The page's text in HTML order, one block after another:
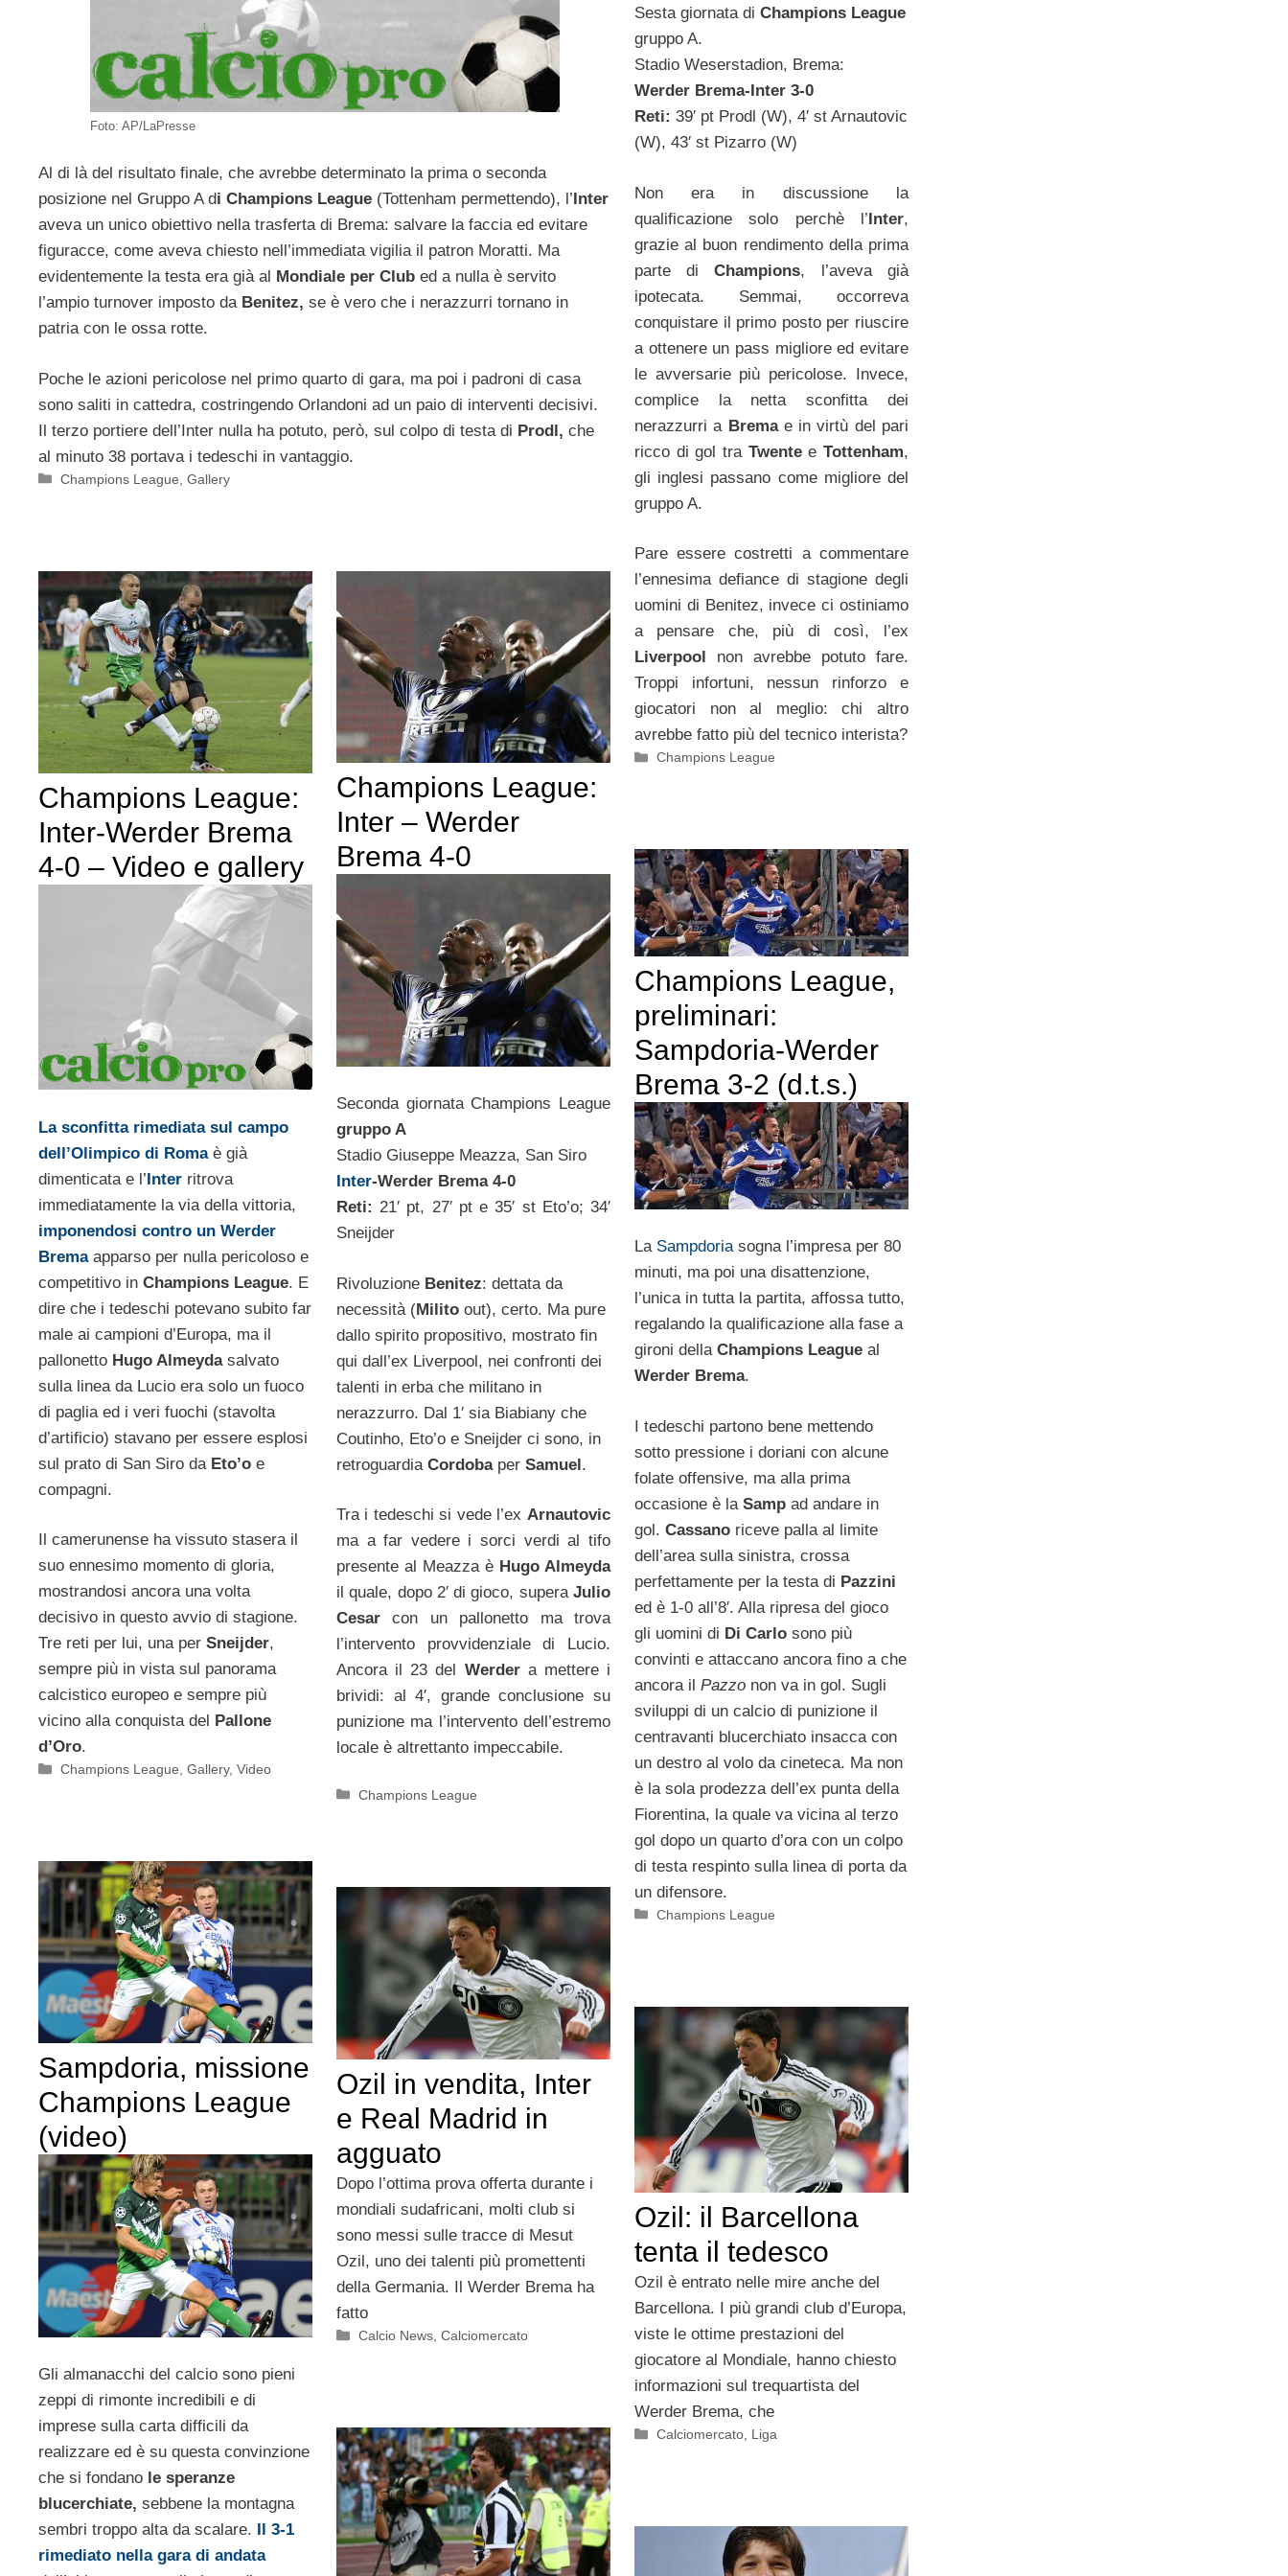
Foto: AP/LaPresse
Al di là del risultato finale, che avrebbe determinato la prima o seconda
posizione nel Gruppo A di Champions League (Tottenham permettendo), l’Inter
aveva un unico obiettivo nella trasferta di Brema: salvare la faccia ed evitare
figuracce, come aveva chiesto nell’immediata vigilia il patron Moratti. Ma
evidentemente la testa era già al Mondiale per Club ed a nulla è servito
l’ampio turnover imposto da Benitez, se è vero che i nerazzurri tornano in
patria con le ossa rotte.
Poche le azioni pericolose nel primo quarto di gara, ma poi i padroni di casa
sono saliti in cattedra, costringendo Orlandoni ad un paio di interventi decisivi.
Il terzo portiere dell’Inter nulla ha potuto, però, sul colpo di testa di Prodl, che
al minuto 38 portava i tedeschi in vantaggio.
Categorie
Champions League ,Gallery
Sesta giornata di Champions League
gruppo A.
Stadio Weserstadion, Brema:
Werder Brema-Inter 3-0
Reti: 39′ pt Prodl (W), 4′ st Arnautovic
(W), 43′ st Pizarro (W)
Non era in discussione la
qualificazione solo perchè l’Inter,
grazie al buon rendimento della prima
parte diChampions, l’aveva già
ipotecata. Semmai, occorreva
conquistare il primo posto per riuscire
a ottenere un pass migliore ed evitare
le avversarie più pericolose. Invece,
complice la netta sconfitta dei
nerazzurri a Brema e in virtù del pari
ricco di gol tra Twentee Tottenham,
gli inglesi passano come migliore del
gruppo A.
Pare essere costretti a commentare
l’ennesima defiance di stagione degli
uomini di Benitez, invece ci ostiniamo
a pensare che, più di così, l’ex
Liverpool non avrebbe potuto fare.
Troppi infortuni, nessun rinforzo e
giocatori non al meglio: chi altro
avrebbe fatto più del tecnico interista?
Categorie
Champions League
Champions League:
Inter-Werder Brema
4-0 – Video e gallery
La sconfitta rimediata sul campo
dell’Olimpico di Romaè già
dimenticata e l’Inter ritrova
immediatamente la via della vittoria,
imponendosi contro un Werder
Bremaapparso per nulla pericoloso e
competitivo in Champions League. E
dire che i tedeschi potevano subito far
male ai campioni d’Europa, ma il
pallonetto Hugo Almeydasalvato
sulla linea da Lucio era solo un fuoco
di paglia ed i veri fuochi (stavolta
d’artificio) stavano per essere esplosi
sul prato di San Siro da Eto’o e
compagni.
Il camerunense ha vissuto stasera il
suo ennesimo momento di gloria,
mostrandosi ancora una volta
decisivo in questo avvio di stagione.
Tre reti per lui, una per Sneijder,
sempre più in vista sul panorama
calcistico europeo e sempre più
vicino alla conquista del Pallone
d’Oro.
Categorie
Champions League ,Gallery,Video
Champions League:
Inter – Werder
Brema 4-0
Seconda giornata Champions League
gruppo A
Stadio Giuseppe Meazza, San Siro
Inter-Werder Brema 4-0
Reti: 21′ pt, 27′ pt e 35′ st Eto’o; 34′
Sneijder
Rivoluzione Benitez: dettata da
necessità (Milito out), certo. Ma pure
dallo spirito propositivo, mostrato fin
qui dall’ex Liverpool, nei confronti dei
talenti in erba che militano in
nerazzurro. Dal 1′ sia Biabiany che
Coutinho, Eto’o e Sneijder ci sono, in
retroguardia Cordoba per Samuel.
Tra i tedeschi si vede l’ex Arnautovic
ma a far vedere i sorci verdi al tifo
presente al Meazza è Hugo Almeyda
il quale, dopo 2′ di gioco, supera Julio
Cesarcon un pallonetto ma trova
l’intervento provvidenziale di Lucio.
Ancora il 23 del Werder a mettere i
brividi: al 4′, grande conclusione su
punizione ma l’intervento dell’estremo
locale è altrettanto impeccabile.
Categorie
Champions League
Champions League,
preliminari:
Sampdoria-Werder
Brema 3-2 (d.t.s.)
La Sampdoriasogna l’impresa per 80
minuti, ma poi una disattenzione,
l’unica in tutta la partita, affossa tutto,
regalando la qualificazione alla fase a
gironi della Champions Leagueal
Werder Brema.
I tedeschi partono bene mettendo
sotto pressione i doriani con alcune
folate offensive, ma alla prima
occasione è la Samp ad andare in
gol. Cassano riceve palla al limite
dell’area sulla sinistra, crossa
perfettamente per la testa di Pazzini
ed è 1-0 all’8′. Alla ripresa del gioco
gli uomini di Di Carlosono più
convinti e attaccano ancora fino a che
ancora il Pazzo non va in gol. Sugli
sviluppi di un calcio di punizione il
centravanti blucerchiato insacca con
un destro al volo da cineteca. Ma non
è la sola prodezza dell’ex punta della
Fiorentina, la quale va vicina al terzo
gol dopo un quarto d’ora con un colpo
di testa respinto sulla linea di porta da
un difensore.
Categorie
Champions League
Sampdoria, missione
Champions League
(video)
Gli almanacchi del calcio sono pieni
zeppi di rimonte incredibili e di
imprese sulla carta difficili da
realizzare ed è su questa convinzione
che si fondano le speranze
blucerchiate, sebbene la montagna
sembri troppo alta da scalare.
Il 3-1
rimediato nella gara di andata
Ozil in vendita, Inter
e Real Madrid in
agguato
Dopo l’ottima prova offerta durante i
mondiali sudafricani, molti club si
sono messi sulle tracce di Mesut
Ozil, uno dei talenti più promettenti
della Germania. Il Werder Brema ha
fatto
Categorie
Calcio News ,Calciomercato
Ozil: il Barcellona
tenta il tedesco
Ozil è entrato nelle mire anche del
Barcellona. I più grandi club d’Europa,
viste le ottime prestazioni del
giocatore al Mondiale, hanno chiesto
informazioni sul trequartista del
Werder Brema, che
Categorie
Calciomercato Liga